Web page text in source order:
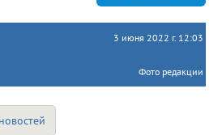
3 июня 2022 г. 12:03
Фото редакции